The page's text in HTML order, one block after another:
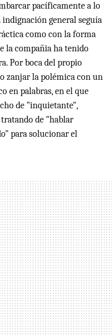
pacíficamente a lo
indignación general seguía
como con la forma
la compañia ha tenido
Por boca del propio
zanjar la polémica con un
en palabras, en el que
de "inquietante",
tratando de "hablar
para solucionar el